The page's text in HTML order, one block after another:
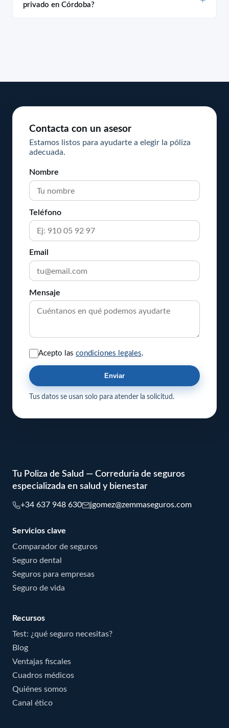
privado en Córdoba?
Contacta con un asesor
Estamos listos para ayudarte a elegir la póliza
adecuada.
Nombre
Teléfono
Email
Mensaje
Acepto las condiciones legales.
Enviar
Tus datos se usan solo para atender la solicitud.
Tu Poliza de Salud — Correduria de seguros
especializada en salud y bienestar
+34 637 948 630 jgomez@zemmaseguros.com
Servicios clave
Comparador de seguros
Seguro dental
Seguros para empresas
Seguro de vida
Recursos
Test: ¿qué seguro necesitas?
Blog
Ventajas fiscales
Cuadros médicos
Quiénes somos
Canal ético